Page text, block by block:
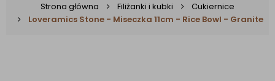
Strona główna Filiżanki i kubki
Cukiernice
Loveramics Stone - Miseczka 11cm - Rice Bowl - Granite